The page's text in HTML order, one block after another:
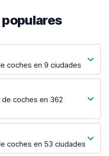
coches en 9 ciudades
coches en 362
coches en 53 ciudades